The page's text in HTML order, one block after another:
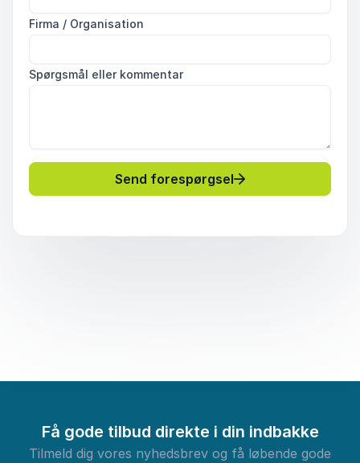
Firma / Organisation
Spørgsmål eller kommentar
Send forespørgsel
Få gode tilbud direkte i din indbakke
Tilmeld dig vores nyhedsbrev og få løbende gode